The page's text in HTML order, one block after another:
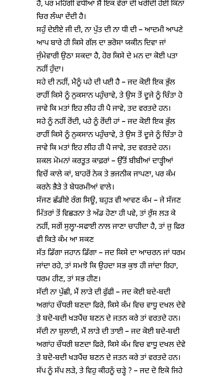
ਹੈ, ਪਰ ਮਹਿੰਗੀ ਵਧੀਆ ਸ਼ੈ ਇਕ ਵੇਰਾਂ ਦੀ ਖਰੀਦੀ ਹੋਈ ਕਿੰਨਾਂ
ਚਿਰ ਲੰਘਾ ਦੇਂਦੀ ਹੈ।
ਸਹੁੰ ਦੇਈਏ ਜੀ ਦੀ, ਨਾ ਪੁੱਤ ਦੀ ਨਾ ਧੀ ਦੀ – ਆਦਮੀ ਆਪਣੇ
ਆਪ ਬਾਰੇ ਹੀ ਕਿਸੇ ਗੱਲ ਦਾ ਭਰੋਸਾ ਯਕੀਨ ਦਿਵਾ ਜਾਂ
ਜੁੰਮੇਵਾਰੀ ਉਠਾ ਸਕਦਾ ਹੈ, ਹੋਰ ਕਿਸੇ ਦੇ ਮਨ ਦਾ ਕੋਈ ਪਤਾ
ਨਹੀਂ ਹੁੰਦਾ।
ਸਹੇ ਦੀ ਨਹੀਂ, ਮੈਨੂੰ ਪਹੇ ਦੀ ਪਈ ਹੈ – ਜਦ ਕੋਈ ਇਕ ਭੁੱਲ
ਰਾਹੀਂ ਕਿਸੇ ਨੂੰ ਨੁਕਸਾਨ ਪਹੁੰਚਾਵੇ, ਤੇ ਉਸ ਤੋਂ ਦੂਜੇ ਨੂੰ ਚਿੰਤਾ ਹੋ
ਜਾਵੇ ਕਿ ਮਤਾਂ ਇਹ ਲੀਹ ਹੀ ਪੈ ਜਾਵੇ, ਤਦ ਵਰਤਦੇ ਹਨ।
ਸਹੇ ਨੂੰ ਨਹੀਂ ਰੋਂਦੀ, ਪਹੇ ਨੂੰ ਰੋਂਦੀ ਹਾਂ – ਜਦ ਕੋਈ ਇਕ ਭੁੱਲ
ਰਾਹੀਂ ਕਿਸੇ ਨੂੰ ਨੁਕਸਾਨ ਪਹੁੰਚਾਵੇ, ਤੇ ਉਸ ਤੋਂ ਦੂਜੇ ਨੂੰ ਚਿੰਤਾ ਹੋ
ਜਾਵੇ ਕਿ ਮਤਾਂ ਇਹ ਲੀਹ ਹੀ ਪੈ ਜਾਵੇ, ਤਦ ਵਰਤਦੇ ਹਨ।
ਸ਼ਕਲ ਮੋਮਨਾਂ ਕਰਤੂਤ ਕਾਫ਼ਰਾਂ – ਉੱਤੋਂ ਬੀਬੀਆਂ ਦਾੜ੍ਹੀਆਂ
ਵਿਚੋਂ ਕਾਲੇ ਕਾਂ, ਬਾਹਰੋਂ ਨੇਕ ਤੇ ਭਜਨੀਕ ਜਾਪਣਾ, ਪਰ ਕੰਮ
ਕਰਨੇ ਭੈੜੇ ਤੇ ਬੇਧਰਮੀਆਂ ਵਾਲੇ।
ਸੱਜਣ ਛੱਡੀਏ ਰੰਗ ਸਿਊ, ਬਹੁੜ ਵੀ ਆਵਣ ਕੰਮ – ਜੇ ਸੱਜਣ
ਮਿੱਤਰਾਂ ਤੋਂ ਵਿਛੜਨਾ ਤੇ ਅੱਡ ਹੋਣਾ ਹੀ ਪਵੇ, ਤਾਂ ਰੁੱਸ ਲੜ ਕੇ
ਨਹੀਂ, ਸਗੋਂ ਸੁਲ੍ਹਾ-ਸਫਾਈ ਨਾਲ ਜਾਣਾ ਚਾਹੀਦਾ ਹੈ, ਤਾਂ ਜੁ ਫਿਰ
ਵੀ ਕਿਤੇ ਕੰਮ ਆ ਸਕਣ
ਸੱਤ ਡਿੱਗਾ ਜਹਾਨ ਡਿੱਗਾ – ਜਦ ਕਿਸੇ ਦਾ ਆਚਰਨ ਜਾਂ ਧਰਮ
ਜਾਂਦਾ ਰਹੇ, ਤਾਂ ਸਮਝੋ ਕਿ ਉਹਦਾ ਸਭ ਕੁਝ ਹੀ ਜਾਂਦਾ ਰਿਹਾ,
ਧਰਮ ਹੀਣ, ਤਾਂ ਸਭ ਹੀਣ।
ਸੱਦੀ ਨਾ ਪੁੱਛੀ, ਮੈਂ ਲਾੜੇ ਦੀ ਫੁੱਫੀ – ਜਦ ਕੋਈ ਬਦੇ-ਬਦੀ
ਅਗਾਂਹ ਚੌਧਰੀ ਬਣਦਾ ਫਿਰੇ, ਕਿਸੇ ਕੰਮ ਵਿਚ ਵਾਧੂ ਦਖਲ ਦੇਵੇ
ਤੇ ਬਦੋ-ਬਦੀ ਖੜਪੈਂਚ ਬਣਨ ਦੇ ਜਤਨ ਕਰੇ ਤਾਂ ਵਰਤਦੇ ਹਨ।
ਸੱਦੀ ਨਾ ਬੁਲਾਈ, ਮੈਂ ਲਾੜੇ ਦੀ ਤਾਈ – ਜਦ ਕੋਈ ਬਦੇ-ਬਦੀ
ਅਗਾਂਹ ਚੌਧਰੀ ਬਣਦਾ ਫਿਰੇ, ਕਿਸੇ ਕੰਮ ਵਿਚ ਵਾਧੂ ਦਖਲ ਦੇਵੇ
ਤੇ ਬਦੋ-ਬਦੀ ਖੜਪੈਂਚ ਬਣਨ ਦੇ ਜਤਨ ਕਰੇ ਤਾਂ ਵਰਤਦੇ ਹਨ।
ਸੱਪ ਨੂੰ ਸੱਪ ਲੜੇ, ਤੇ ਵਿਹੁ ਕੀਹਨੂੰ ਚੜ੍ਹੇ ? – ਜਦ ਦੋ ਇਕੋ ਜਿਹੇ